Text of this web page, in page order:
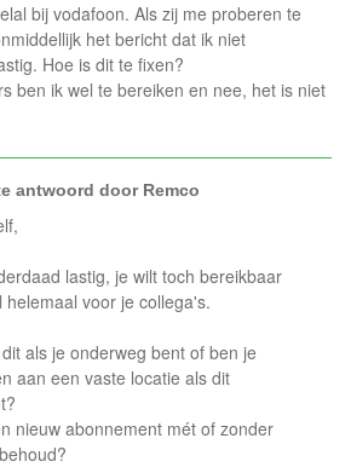
bij vodafoon. Als zij me proberen te
het bericht dat ik niet
Hoe is dit te fixen?
ben ik wel te bereiken en nee, het is niet
antwoord doorRemco
lastig, je wilt toch bereikbaar
helemaal voor je collega's.
als je onderweg bent of ben je
aan een vaste locatie als dit
nieuw abonnement mét of zonder